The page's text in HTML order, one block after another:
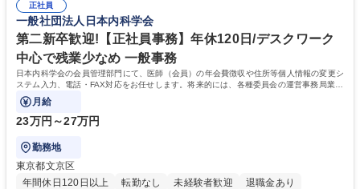
道路施設や道路工事現場の見学ツアー事業 ※入社後は上記いずれかの部門
へ配属。※業務内容変更の範囲：会社の定める業務 募集職種 【都庁グル
ープ】総合職（事務）◇残業月平均9時間未満／有給年平均16日取得
部門など多岐に渡る業務を経験できます。 ■様々なプロジェクト：駐車場
事業の他、新宿駅西口広場内に設置された照明を兼ねた広告「ブライトサ
イン」の管理運営を行うなど、事業収益を生み出す活動を積極的に行って
います。 学歴・資格 学歴：大学院 大学 高専 短大 専修学校 高校 語学力：
資格：
正社員
一般社団法人日本内科学会
第二新卒歓迎!【正社員事務】年休120日/デスクワーク
中心で残業少なめ 一般事務
日本内科学会の会員管理部門にて、医師（会員）の年会費徴収や住所等個人情報の変更シ
ステム入力、電話・FAX対応をお任せします。将来的には、各種委員会の運営事務局業務
などにも幅広く携わっていただきます。
月給
23万円～27万円
勤務地
東京都文京区
年間休日120日以上
転勤なし 未経験者歓迎
退職金あり